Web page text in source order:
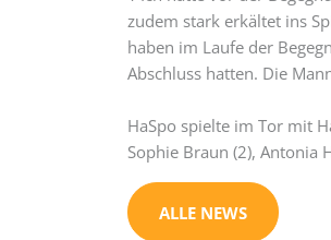
zudem stark erkältet ins
haben im Laufe der
Abschluss hatten. Die
HaSpo spielte im Tor mit
Sophie Braun (2), Antonia
ALLE NEWS